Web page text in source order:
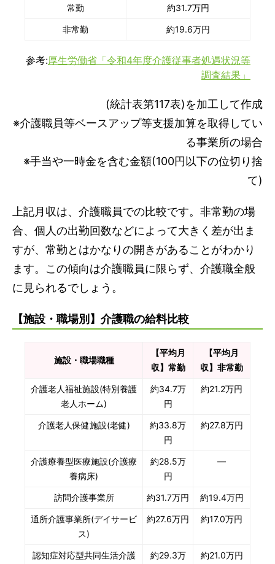
常勤 約31.7万円
非常勤 約19.6万円
参考:厚生労働省「令和4年度介護従事者処遇状況等
調査結果」
(統計表第117表)を加工して作成
※介護職員等ベースアップ等支援加算を取得してい
る事業所の場合
※手当や一時金を含む金額(100円以下の位切り捨
て)
上記月収は、介護職員での比較です。非常勤の場
合、個人の出勤回数などによって大きく差が出ま
すが、常勤とはかなりの開きがあることがわかり
ます。この傾向は介護職員に限らず、介護職全般
に見られるでしょう。
【施設・職場別】介護職の給料比較
施設・職場職種
【平均月
収】常勤
【平均月
収】非常勤
介護老人福祉施設(特別養護
老人ホーム)
約34.7万
円
約21.2万円
介護老人保健施設(老健)
約33.8万
円
約27.8万円
介護療養型医療施設(介護療
養病床)
約28.5万
円
―
訪問介護事業所 約31.7万円 約19.4万円
通所介護事業所(デイサービ
ス)
約27.6万円 約17.0万円
認知症対応型共同生活介護
約29.3万
約21.0万円